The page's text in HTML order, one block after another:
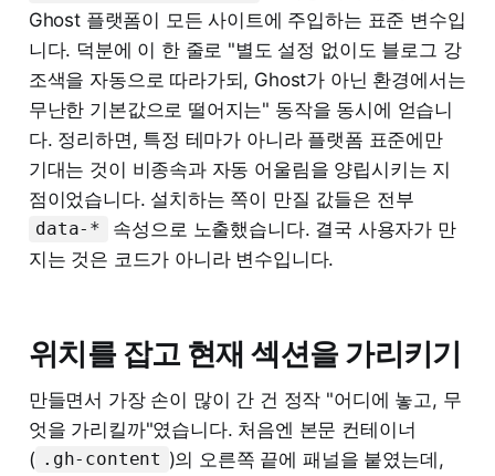
Ghost 플랫폼이 모든 사이트에 주입하는 표준 변수입
니다. 덕분에 이 한 줄로 "별도 설정 없이도 블로그 강
조색을 자동으로 따라가되, Ghost가 아닌 환경에서는
무난한 기본값으로 떨어지는" 동작을 동시에 얻습니
다. 정리하면, 특정 테마가 아니라 플랫폼 표준에만
기대는 것이 비종속과 자동 어울림을 양립시키는 지
점이었습니다. 설치하는 쪽이 만질 값들은 전부
data-*
속성으로 노출했습니다. 결국 사용자가 만
지는 것은 코드가 아니라 변수입니다.
위치를 잡고 현재 섹션을 가리키기
만들면서 가장 손이 많이 간 건 정작 "어디에 놓고, 무
엇을 가리킬까"였습니다. 처음엔 본문 컨테이너
( .gh-content )의 오른쪽 끝에 패널을 붙였는데,